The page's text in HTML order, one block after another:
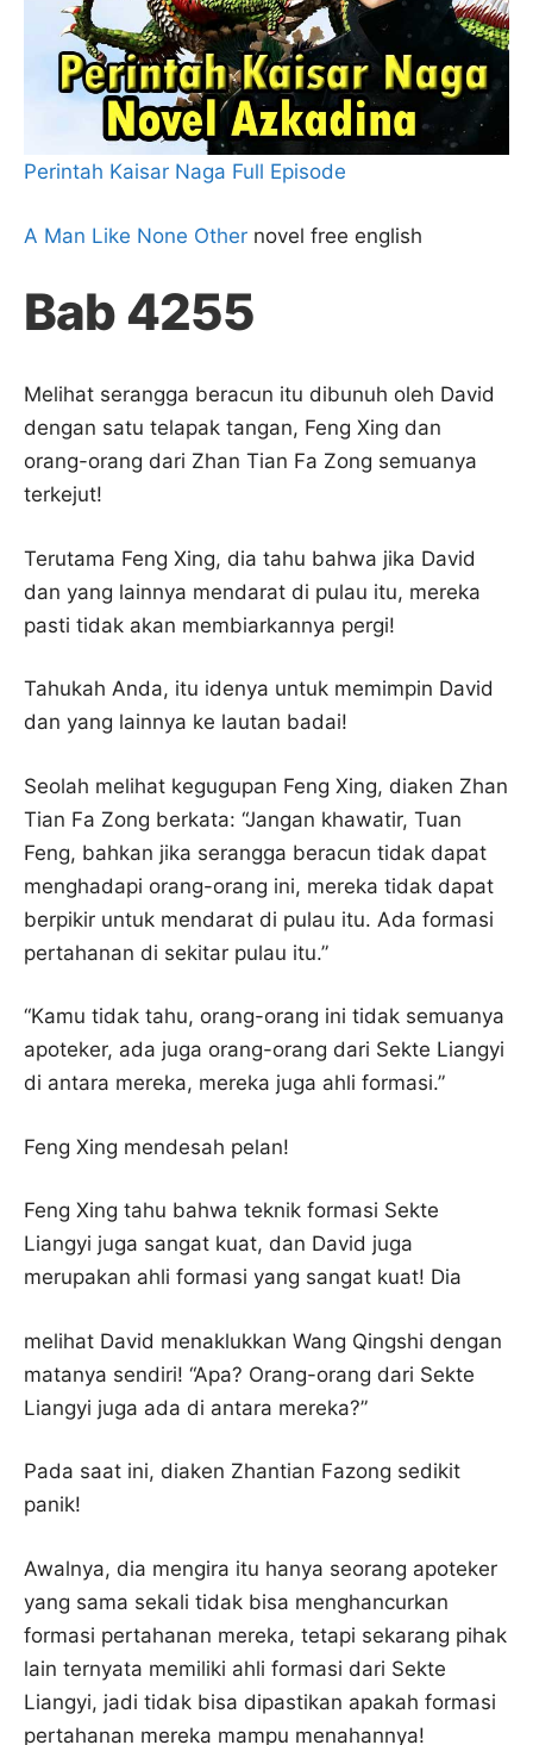
Perintah Kaisar Naga Full Episode
A Man Like None Other novel free english
Bab 4255
Melihat serangga beracun itu dibunuh oleh David
dengan satu telapak tangan, Feng Xing dan
orang-orang dari Zhan Tian Fa Zong semuanya
terkejut!
Terutama Feng Xing, dia tahu bahwa jika David
dan yang lainnya mendarat di pulau itu, mereka
pasti tidak akan membiarkannya pergi!
Tahukah Anda, itu idenya untuk memimpin David
dan yang lainnya ke lautan badai!
Seolah melihat kegugupan Feng Xing, diaken Zhan
Tian Fa Zong berkata: “Jangan khawatir, Tuan
Feng, bahkan jika serangga beracun tidak dapat
menghadapi orang-orang ini, mereka tidak dapat
berpikir untuk mendarat di pulau itu. Ada formasi
pertahanan di sekitar pulau itu.”
“Kamu tidak tahu, orang-orang ini tidak semuanya
apoteker, ada juga orang-orang dari Sekte Liangyi
di antara mereka, mereka juga ahli formasi.”
Feng Xing mendesah pelan!
Feng Xing tahu bahwa teknik formasi Sekte
Liangyi juga sangat kuat, dan David juga
merupakan ahli formasi yang sangat kuat! Dia
melihat David menaklukkan Wang Qingshi dengan
matanya sendiri! “Apa? Orang-orang dari Sekte
Liangyi juga ada di antara mereka?”
Pada saat ini, diaken Zhantian Fazong sedikit
panik!
Awalnya, dia mengira itu hanya seorang apoteker
yang sama sekali tidak bisa menghancurkan
formasi pertahanan mereka, tetapi sekarang pihak
lain ternyata memiliki ahli formasi dari Sekte
Liangyi, jadi tidak bisa dipastikan apakah formasi
pertahanan mereka mampu menahannya!